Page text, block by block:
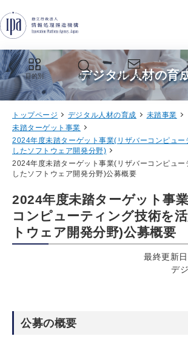
目的別 検索 お問い合わせ メ
デジタル人材の育
トップページ デジタル人材の育成
未踏事業
未踏ターゲット事業
2024年度未踏ターゲット事業(リザバーコンピュー
したソフトウェア開発分野)
2024年度未踏ターゲット事業(リザバーコンピュー
したソフトウェア開発分野)公募概要
2024年度未踏ターゲット事
コンピューティング技術を
トウェア開発分野)公募概要
最終更新
デ
公募の概要